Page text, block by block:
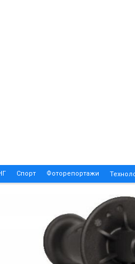
Спорт Фоторепортажи
Philippe Calatrava DATE – A True Symbol